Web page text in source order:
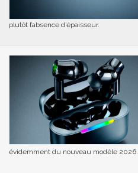
plutôt l’absence d’épaisseur.
évidemment du nouveau modèle 2026.